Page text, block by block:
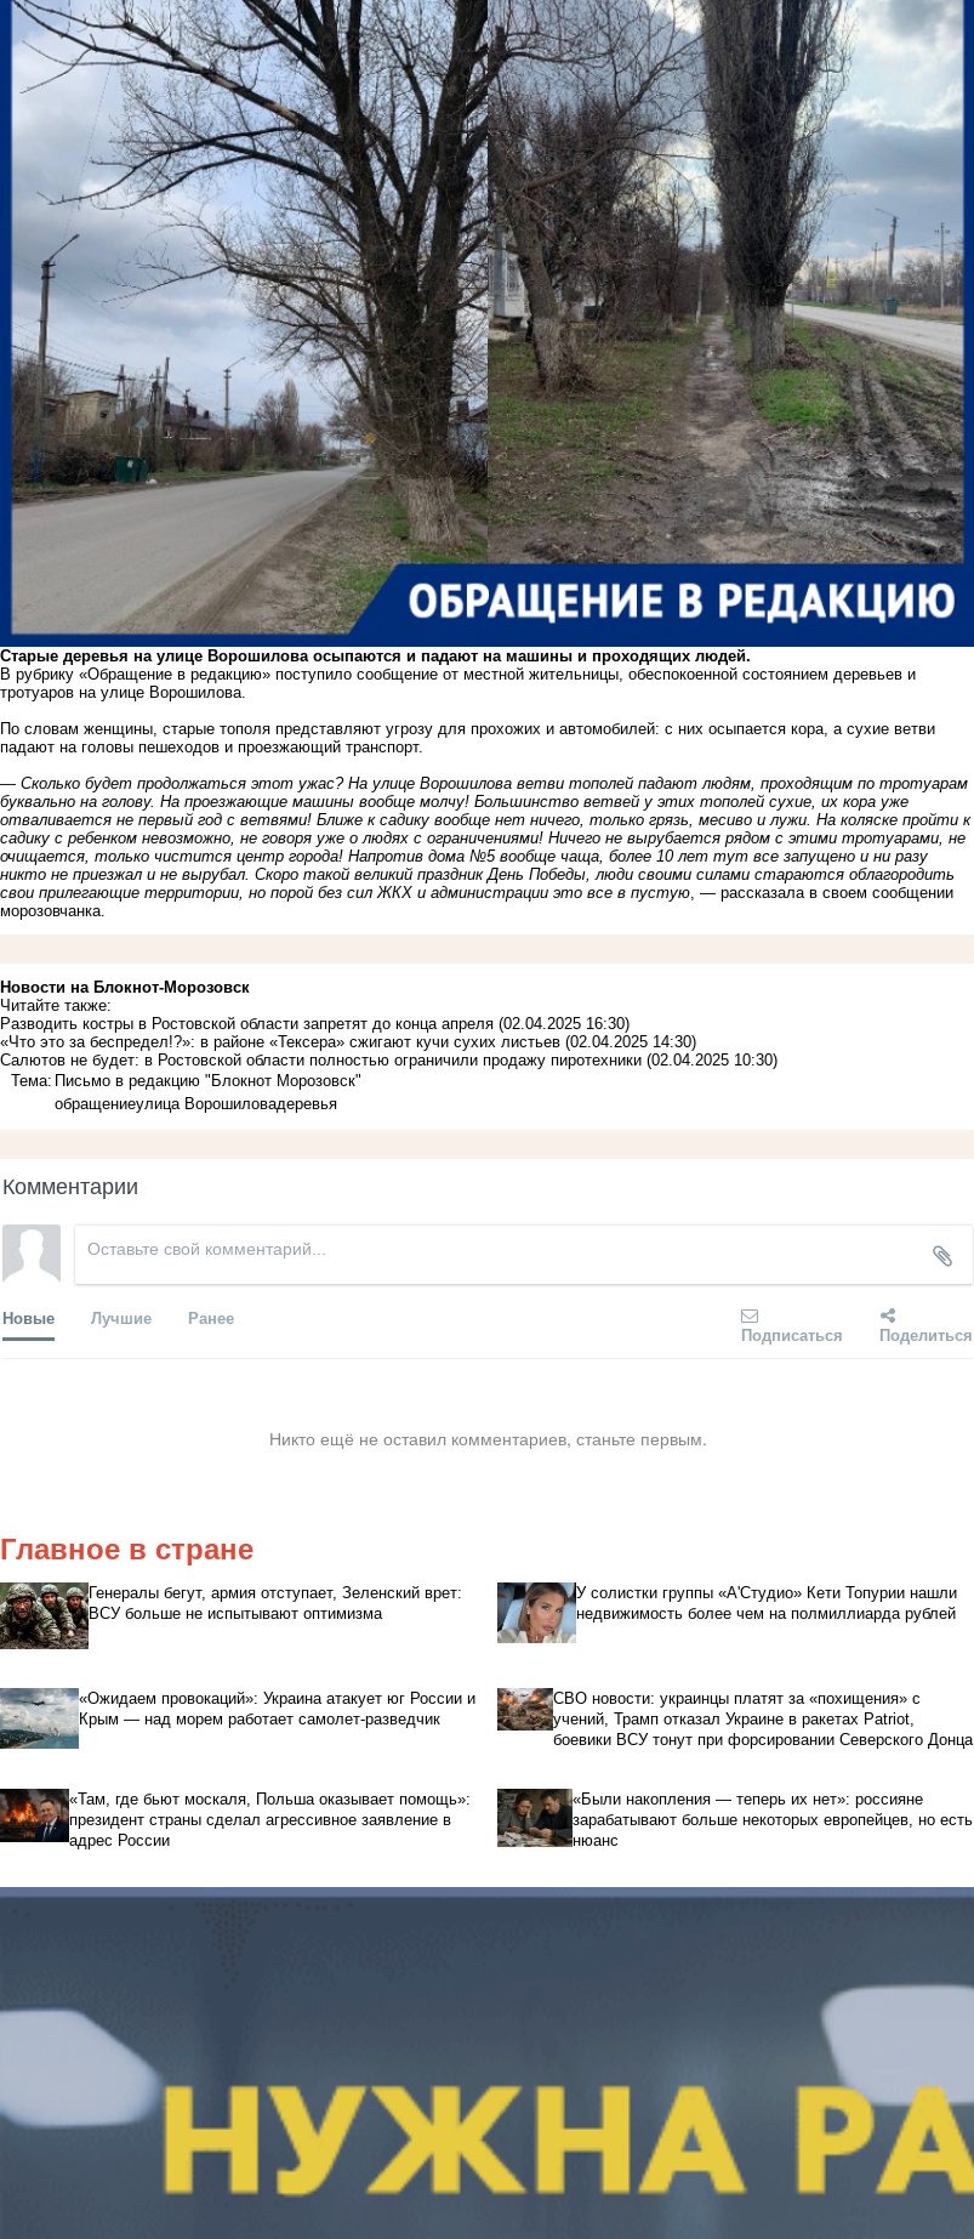
Старые деревья на улице Ворошилова осыпаются и падают на машины и проходящих людей.
В рубрику «Обращение в редакцию» поступило сообщение от местной жительницы, обеспокоенной состоянием деревьев и
тротуаров на улице Ворошилова.
По словам женщины, старые тополя представляют угрозу для прохожих и автомобилей: с них осыпается кора, а сухие ветви
падают на головы пешеходов и проезжающий транспорт.
— Сколько будет продолжаться этот ужас? На улице Ворошилова ветви тополей падают людям, проходящим по тротуарам
буквально на голову. На проезжающие машины вообще молчу! Большинство ветвей у этих тополей сухие, их кора уже
отваливается не первый год с ветвями! Ближе к садику вообще нет ничего, только грязь, месиво и лужи. На коляске пройти к
садику с ребенком невозможно, не говоря уже о людях с ограничениями! Ничего не вырубается рядом с этими тротуарами, не
очищается, только чистится центр города! Напротив дома №5 вообще чаща, более 10 лет тут все запущено и ни разу
никто не приезжал и не вырубал. Скоро такой великий праздник День Победы, люди своими силами стараются облагородить
свои прилегающие территории, но порой без сил ЖКХ и администрации это все в пустую, — рассказала в своем сообщении
морозовчанка.
Новости на Блoкнoт-Морозовск
Читайте также:
Разводить костры в Ростовской области запретят до конца апреля (02.04.2025 16:30)
«Что это за беспредел!?»: в районе «Тексера» сжигают кучи сухих листьев (02.04.2025 14:30)
Салютов не будет: в Ростовской области полностью ограничили продажу пиротехники (02.04.2025 10:30)
Тема: Письмо в редакцию "Блокнот Морозовск"
обращениеулица Ворошиловадеревья
Комментарии
Новые Лучшие Ранее
Подписаться Поделиться
Никто ещё не оставил комментариев, станьте первым.
Главное в стране
Генералы бегут, армия отступает, Зеленский врет:
ВСУ больше не испытывают оптимизма
У солистки группы «А'Студио» Кети Топурии нашли
недвижимость более чем на полмиллиарда рублей
«Ожидаем провокаций»: Украина атакует юг России и
Крым — над морем работает самолет-разведчик
СВО новости: украинцы платят за «похищения» с
учений, Трамп отказал Украине в ракетах Patriot,
боевики ВСУ тонут при форсировании Северского Донца
«Там, где бьют москаля, Польша оказывает помощь»:
президент страны сделал агрессивное заявление в
адрес России
«Были накопления — теперь их нет»: россияне
зарабатывают больше некоторых европейцев, но есть
нюанс